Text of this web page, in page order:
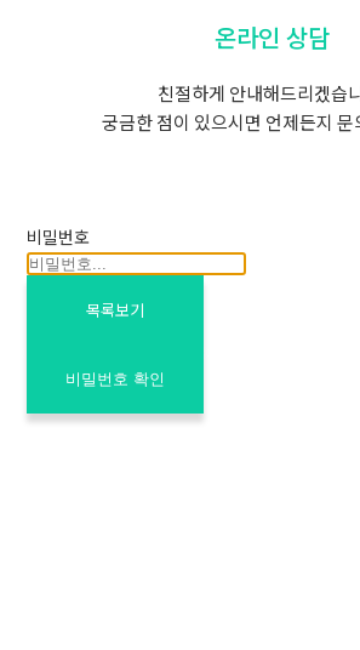
온라인 상담
친절하게 안내해드리겠습
궁금한 점이 있으시면 언제든지 문
비밀번호
목록보기
비밀번호 확인